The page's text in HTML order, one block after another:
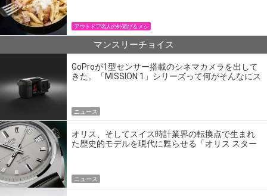
アウトドア名人の外遊び＆メシ
マンスリーチョイス
GoProが1型センサー搭載のシネマカメラを出して
きた。「MISSION 1」シリーズって何がそんなにス
ニュース
オリス、そしてスイス時計業界の転換点で生まれ
た歴史的モデルを現代に甦らせる「オリス スター
ニュース